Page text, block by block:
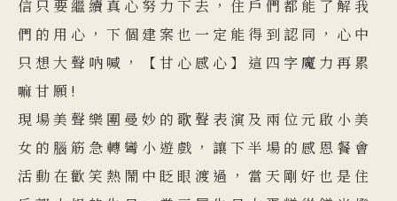
信只要繼續真心努力下去，住戶們都能了解我
們的用心，下個建案也一定能得到認同，心中
只想大聲吶喊，【甘心感心】這四字魔力再累
嘛甘願!
現場美聲樂團曼妙的歌聲表演及兩位元啟小美
女的腦筋急轉彎小遊戲，讓下半場的感恩餐會
活動在歡笑熱鬧中眨眼渡過，當天剛好也是住